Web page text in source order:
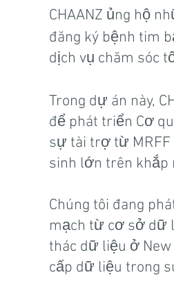
CHAANZ ủng hộ
đăng ký bệnh tim
dịch vụ chăm sóc
Trong dự án này,
để phát triển Cơ
sự tài trợ từ MRFF
sinh lớn trên khắp
Chúng tôi đang
mạch từ cơ sở dữ
thác dữ liệu ở New
cấp dữ liệu trong